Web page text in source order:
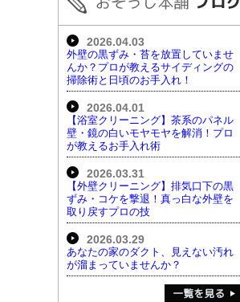
2026.04.03
外壁の黒ずみ・苔を放置していませ
んか？プロが教えるサイディングの
掃除術と日頃のお手入れ！
2026.04.01
【浴室クリーニング】茶系のパネル
壁・鏡の白いモヤモヤを解消！プロ
が教えるお手入れ術
2026.03.31
【外壁クリーニング】排気口下の黒
ずみ・コケを撃退！真っ白な外壁を
取り戻すプロの技
2026.03.29
あなたの家のダクト、見えない汚れ
が溜まっていませんか？